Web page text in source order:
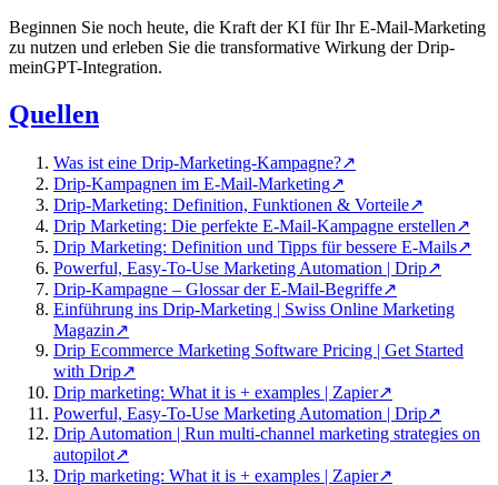
Beginnen Sie noch heute, die Kraft der KI für Ihr E-Mail-Marketing
zu nutzen und erleben Sie die transformative Wirkung der Drip-
meinGPT-Integration.
Quellen
Was ist eine Drip-Marketing-Kampagne?↗
Drip-Kampagnen im E-Mail-Marketing↗
Drip-Marketing: Definition, Funktionen & Vorteile↗
Drip Marketing: Die perfekte E-Mail-Kampagne erstellen↗
Drip Marketing: Definition und Tipps für bessere E-Mails↗
Powerful, Easy-To-Use Marketing Automation | Drip↗
Drip-Kampagne – Glossar der E-Mail-Begriffe↗
Einführung ins Drip-Marketing | Swiss Online Marketing
Magazin↗
Drip Ecommerce Marketing Software Pricing | Get Started
with Drip↗
Drip marketing: What it is + examples | Zapier↗
Powerful, Easy-To-Use Marketing Automation | Drip↗
Drip Automation | Run multi-channel marketing strategies on
autopilot↗
Drip marketing: What it is + examples | Zapier↗